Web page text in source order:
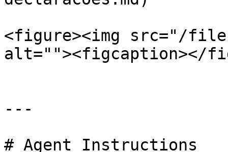
<figure><img src="/
alt=""><figcaption></
---
# Agent Instructions